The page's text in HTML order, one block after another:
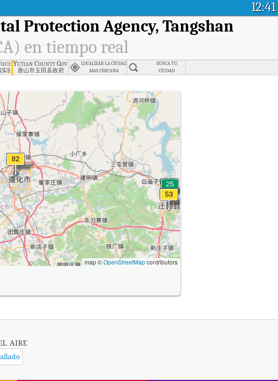
12:41
Protection Agency, Tangshan
en tiempo real
Tangshan
Experimental Primary School, Tangshan
实验小学
Yutian County Government, Tangshan
唐山市玉田县政府
LOCALIZAR LA CIUDAD
MáS CERCANA
BUSCA TU
CIUDAD
de Zunhua Environmental Protection Agency, Tangshan en tiempo real.
map ©OpenStreetMapcontributors
aire